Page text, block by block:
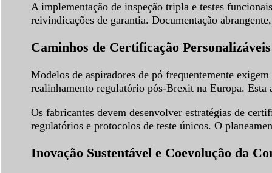
A implementação de inspeção tripla e testes
reivindicações de garantia. Documentação
Caminhos de Certificação
Modelos de aspiradores de pó frequentemente
realinhamento regulatório pós-Brexit na Europa. Esta
Os fabricantes devem desenvolver estratégias de
regulatórios e protocolos de teste únicos. O
Inovação Sustentável e Coevolução da